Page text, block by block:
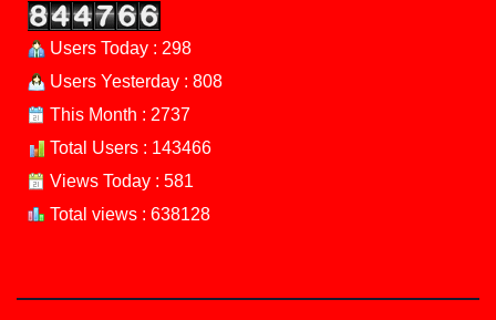
Users Today : 298
Users Yesterday : 808
This Month : 2737
Total Users : 143466
Views Today : 581
Total views : 638128